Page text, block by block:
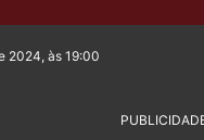
2024, às 19:00